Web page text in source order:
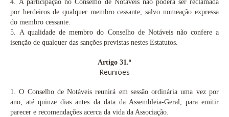
4.
A participação no Conselho de Notáveis não poderá ser reclamada
por herdeiros de qualquer membro cessante, salvo nomeação expressa
do membro cessante.
5.
A qualidade de membro do Conselho de Notáveis não confere a
isenção de qualquer das sanções previstas nestes Estatutos.
Artigo 31.º
Reuniões
1.
O Conselho de Notáveis reunirá em sessão ordinária uma vez por
ano, até quinze dias antes da data da Assembleia-Geral, para emitir
parecer e recomendações acerca da vida da Associação.